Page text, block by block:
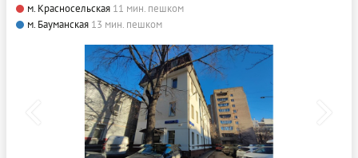
м. Красносельская 11 мин. пешком
м. Бауманская 13 мин. пешком